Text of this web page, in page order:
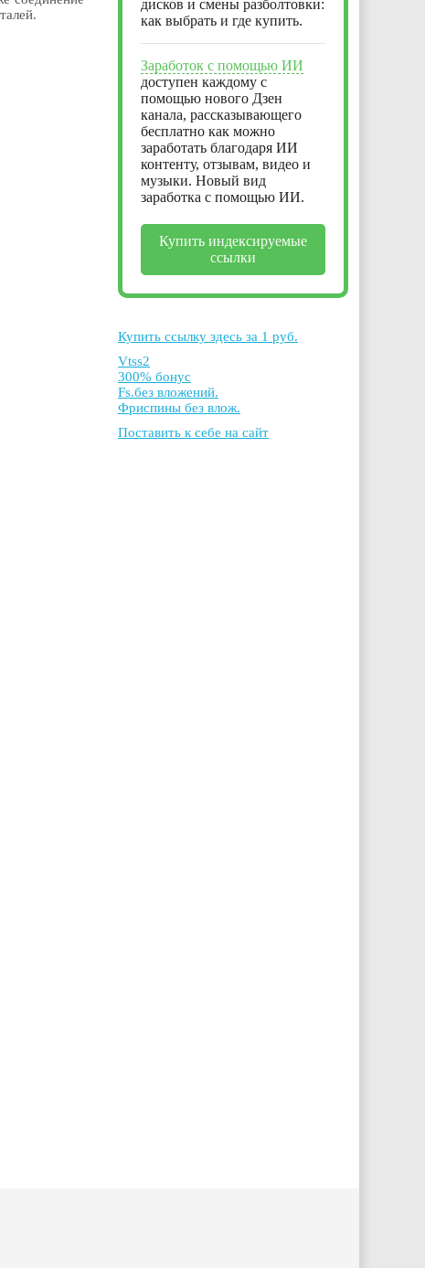
дисков и смены разболтовки:
как выбрать и где купить.
Заработок с помощью ИИ
доступен каждому с
помощью нового Дзен
канала, рассказывающего
бесплатно как можно
заработать благодаря ИИ
контенту, отзывам, видео и
музыки. Новый вид
заработка с помощью ИИ.
Купить индексируемые
ссылки
Купить ссылку здесь за 1 руб.
Vtss2
300% бонус
Fs.без вложений.
Фриспины без влож.
Поставить к себе на сайт